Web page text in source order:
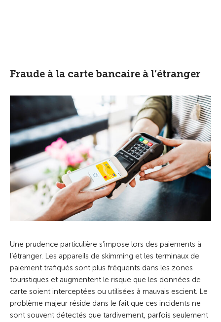
Fraude à la carte bancaire à l’étranger
Une prudence particulière s’impose lors des paiements à
l’étranger. Les appareils de skimming et les terminaux de
paiement trafiqués sont plus fréquents dans les zones
touristiques et augmentent le risque que les données de
carte soient interceptées ou utilisées à mauvais escient. Le
problème majeur réside dans le fait que ces incidents ne
sont souvent détectés que tardivement, parfois seulement